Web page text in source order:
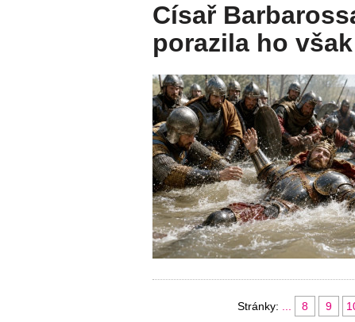
Císař
porazila ho
Stránky: 8 9